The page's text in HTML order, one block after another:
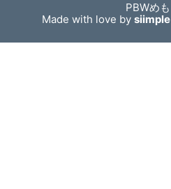
PBWめも
Made with love bysiimple